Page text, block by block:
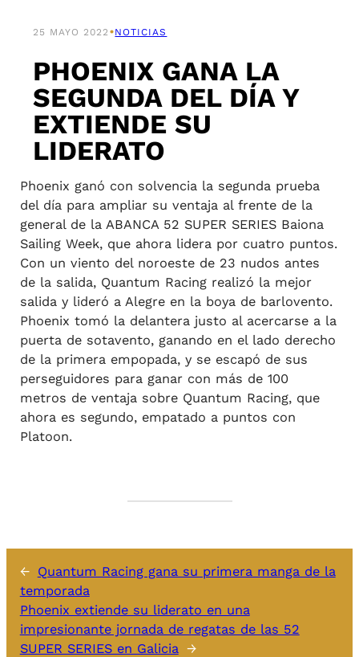
25 MAYO 2022 •NOTICIAS
PHOENIX GANA LA
SEGUNDA DEL DÍA Y
EXTIENDE SU
LIDERATO
Phoenix ganó con solvencia la segunda prueba
del día para ampliar su ventaja al frente de la
general de la ABANCA 52 SUPER SERIES Baiona
Sailing Week, que ahora lidera por cuatro puntos.
Con un viento del noroeste de 23 nudos antes
de la salida, Quantum Racing realizó la mejor
salida y lideró a Alegre en la boya de barlovento.
Phoenix tomó la delantera justo al acercarse a la
puerta de sotavento, ganando en el lado derecho
de la primera empopada, y se escapó de sus
perseguidores para ganar con más de 100
metros de ventaja sobre Quantum Racing, que
ahora es segundo, empatado a puntos con
Platoon.
← Quantum Racing gana su primera manga de la
temporada
Phoenix extiende su liderato en una
impresionante jornada de regatas de las 52
SUPER SERIES en Galicia →